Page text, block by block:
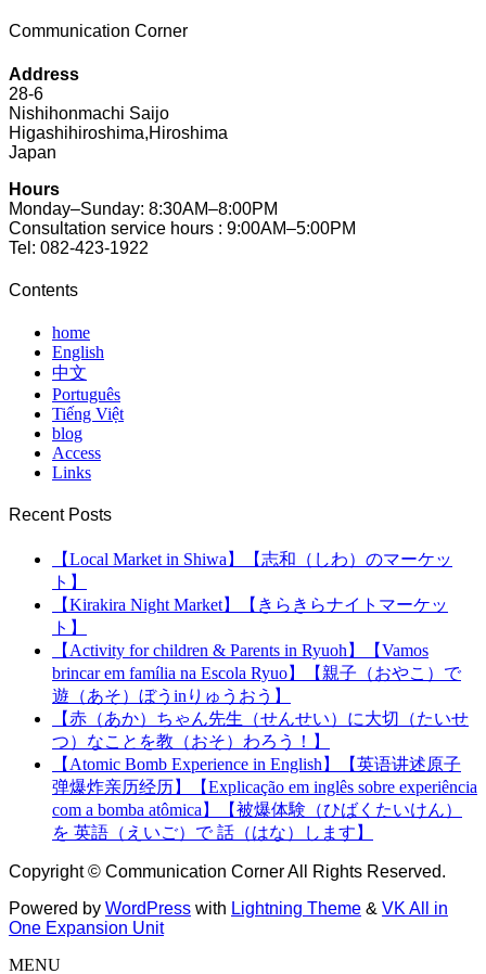
Communication Corner
Address
28-6
Nishihonmachi Saijo
Higashihiroshima,Hiroshima
Japan
Hours
Monday–Sunday: 8:30AM–8:00PM
Consultation service hours : 9:00AM–5:00PM
Tel: 082-423-1922
Contents
home
English
中文
Português
Tiếng Việt
blog
Access
Links
Recent Posts
【Local Market in Shiwa】【志和（しわ）のマーケッ
ト】
【Kirakira Night Market】【きらきらナイトマーケッ
ト】
【Activity for children & Parents in Ryuoh】【Vamos
brincar em família na Escola Ryuo】【親子（おやこ）で
遊（あそ）ぼうinりゅうおう】
【赤（あか）ちゃん先生（せんせい）に大切（たいせ
つ）なことを教（おそ）わろう！】
【Atomic Bomb Experience in English】【英语讲述原子
弹爆炸亲历经历】【Explicação em inglês sobre experiência
com a bomba atômica】【被爆体験（ひばくたいけん）
を 英語（えいご）で 話（はな）します】
Copyright © Communication Corner All Rights Reserved.
Powered by WordPress with Lightning Theme & VK All in
One Expansion Unit
MENU